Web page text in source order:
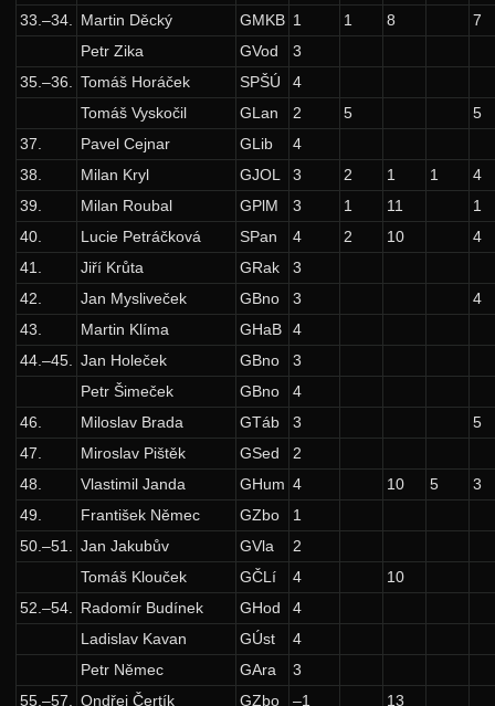
33.–34. Martin Děcký GMKB 1 1 8
7
Petr Zika
GVod
3
35.–36. Tomáš Horáček SPŠÚ
4
Tomáš Vyskočil
GLan 2 5
5
37.
Pavel Cejnar GLib
4
38.
Milan Kryl GJOL 3 2 1 1
4
39.
Milan Roubal GPlM 3 1 11
1
40.
Lucie Petráčková SPan 4 2 10
4
41.
Jiří Krůta GRak
3
42.
Jan Mysliveček GBno 3
4
43.
Martin Klíma GHaB
4
44.–45. Jan Holeček GBno
3
Petr Šimeček
GBno
4
46.
Miloslav Brada GTáb 3
5
47.
Miroslav Pištěk GSed
2
48.
Vlastimil Janda GHum 4 10 5
3
49.
František Němec GZbo
1
50.–51. Jan Jakubův GVla
2
Tomáš Klouček
GČLí 4
10
52.–54. Radomír Budínek GHod
4
Ladislav Kavan
GÚst
4
Petr Němec
GAra
3
55.–57. Ondřej Čertík GZbo –1
13
12. ročník: 99/00
11. ročník: 98/99
10. ročník: 97/98
Zadání 1. série
Řešení
Výsledky
Zadání 2. série
Řešení
Výsledky
Zadání 3. série
Řešení
Výsledky
Zadání 4. série
Řešení
Zadání 5. série
Řešení
Výsledky
9. ročník: 96/97
8. ročník: 95/96